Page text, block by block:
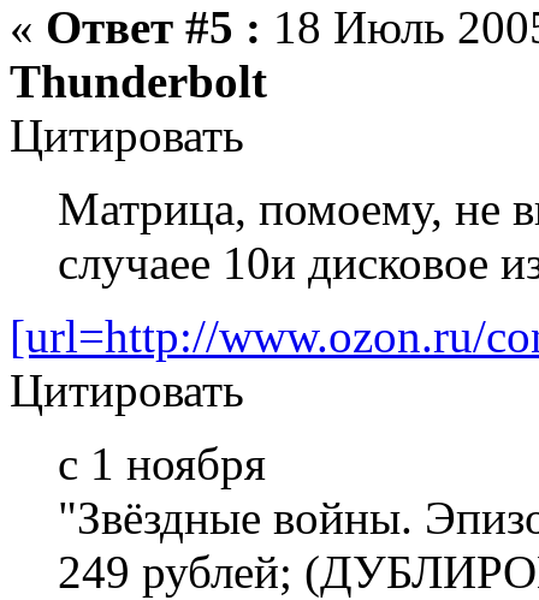
« Ответ #5 : 18 Июль
Thunderbolt
Цитировать
Матрица, помоему, не
случаее 10и дисковое
[url=http://www.ozon.ru/
Цитировать
c 1 ноября
"Звёздные войны.
249 рублей;